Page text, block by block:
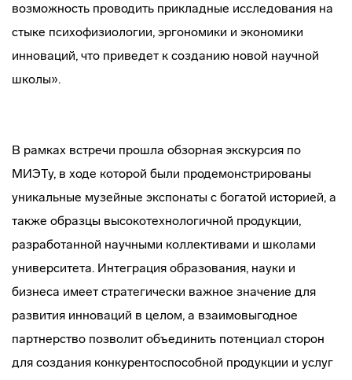
возможность проводить прикладные исследования на
стыке психофизиологии, эргономики и экономики
инноваций, что приведет к созданию новой научной
школы».
В рамках встречи прошла обзорная экскурсия по
МИЭТу, в ходе которой были продемонстрированы
уникальные музейные экспонаты с богатой историей, а
также образцы высокотехнологичной продукции,
разработанной научными коллективами и школами
университета. Интеграция образования, науки и
бизнеса имеет стратегически важное значение для
развития инноваций в целом, а взаимовыгодное
партнерство позволит объединить потенциал сторон
для создания конкурентоспособной продукции и услуг